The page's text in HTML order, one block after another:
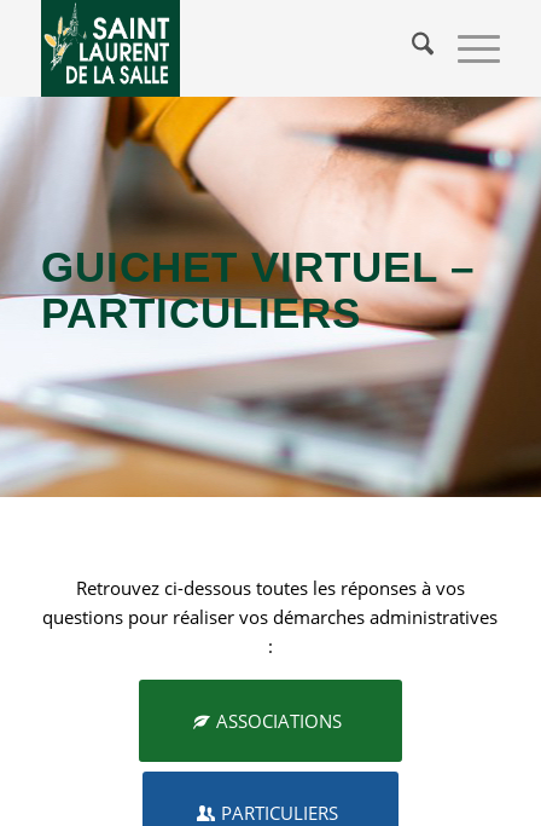
GUICHET VIRTUEL –
PARTICULIERS
Retrouvez ci-dessous toutes les réponses à vos
questions pour réaliser vos démarches administratives
:
ASSOCIATIONS
PARTICULIERS